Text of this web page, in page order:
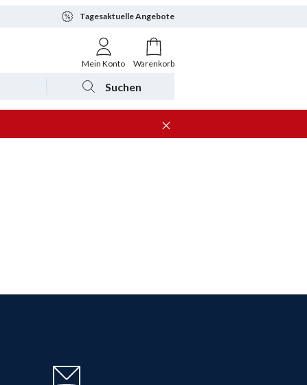
Tagesaktuelle Angebote
Mein Konto Warenkorb
Suchen